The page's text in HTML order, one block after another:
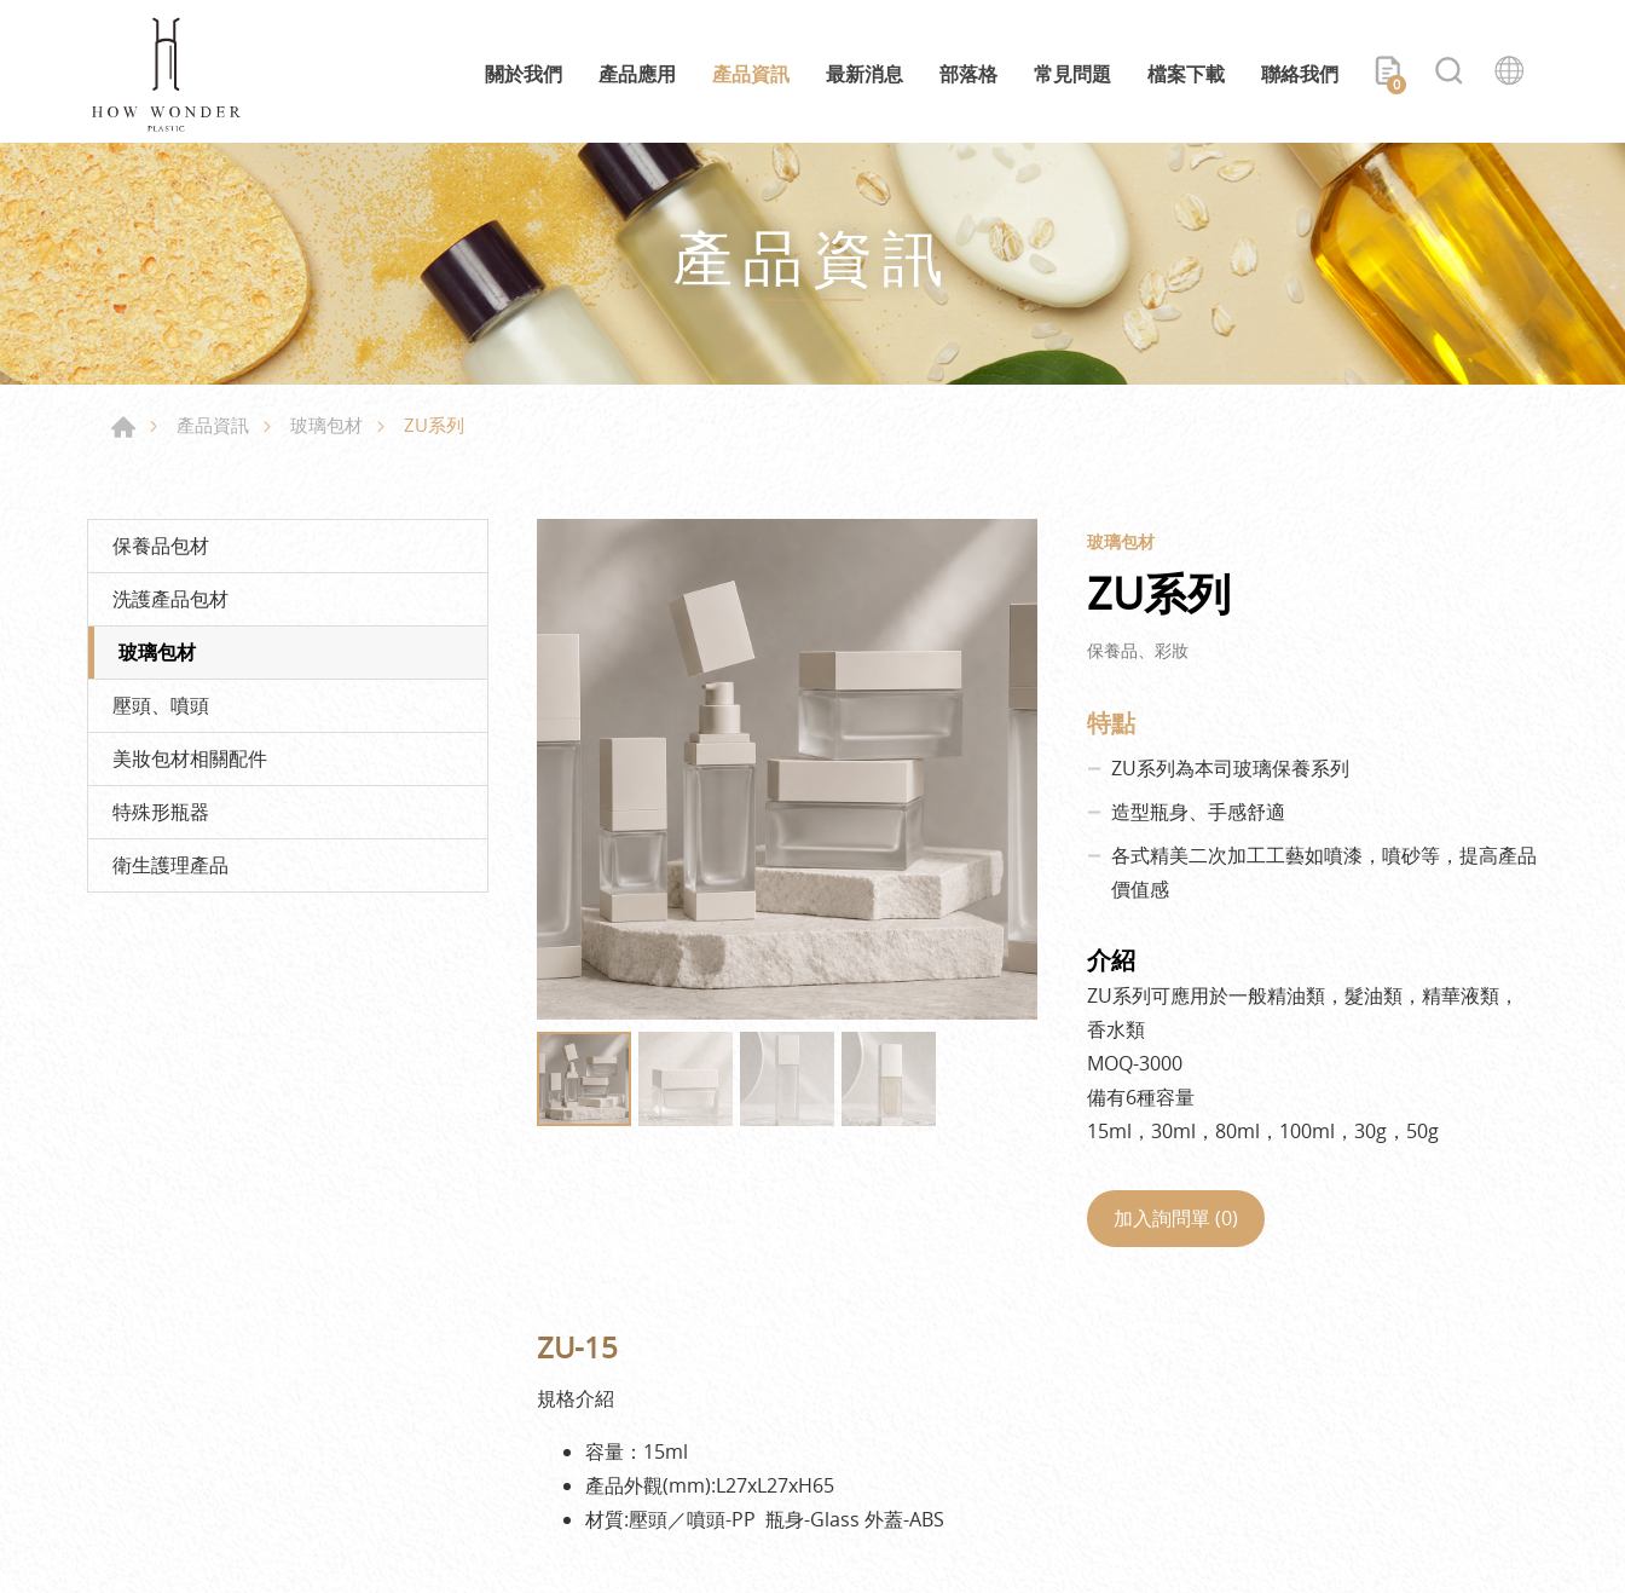
關於我們 產品應用 產品資訊 最新消息 部落格 常見問題 檔案下載 聯絡我們 0
產品資訊
產品資訊 玻璃包材 ZU系列
保養品包材
洗護產品包材
玻璃包材
壓頭、噴頭
美妝包材相關配件
特殊形瓶器
衛生護理產品
玻璃包材
ZU系列
保養品、彩妝
特點
ZU系列為本司玻璃保養系列
造型瓶身、手感舒適
各式精美二次加工工藝如噴漆，噴砂等，提高產品
價值感
介紹
ZU系列可應用於一般精油類，髮油類，精華液類，
香水類
MOQ-3000
備有6種容量
15ml，30ml，80ml，100ml，30g，50g
加入詢問單 (0)
ZU-15
規格介紹
容量：15ml
產品外觀(mm):L27xL27xH65
材質:壓頭／噴頭-PP 瓶身-Glass 外蓋-ABS